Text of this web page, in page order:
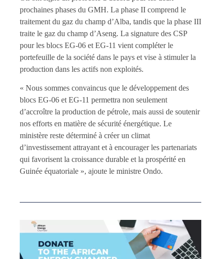
prochaines phases du GMH. La phase II comprend le
traitement du gaz du champ d’Alba, tandis que la phase III
traite le gaz du champ d’Aseng. La signature des CSP
pour les blocs EG-06 et EG-11 vient compléter le
portefeuille de la société dans le pays et vise à stimuler la
production dans les actifs non exploités.
« Nous sommes convaincus que le développement des
blocs EG-06 et EG-11 permettra non seulement
d’accroître la production de pétrole, mais aussi de soutenir
nos efforts en matière de sécurité énergétique. Le
ministère reste déterminé à créer un climat
d’investissement attrayant et à encourager les partenariats
qui favorisent la croissance durable et la prospérité en
Guinée équatoriale », ajoute le ministre Ondo.